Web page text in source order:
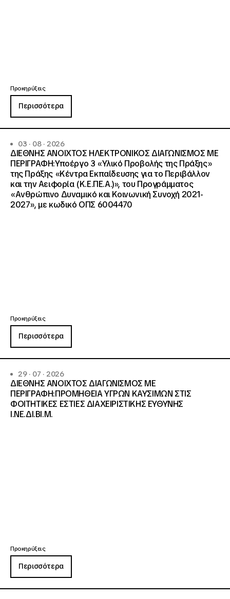
Προκηρύξεις
Περισσότερα
03 · 08 · 2026
ΔΙΕΘΝΗΣ ΑΝΟΙΧΤΟΣ ΗΛΕΚΤΡΟΝΙΚΟΣ ΔΙΑΓΩΝΙΣΜΟΣ ΜΕ
ΠΕΡΙΓΡΑΦΗ:Υποέργο 3 «Υλικό Προβολής της Πράξης»
της Πράξης «Κέντρα Εκπαίδευσης για το Περιβάλλον
και την Αειφορία (Κ.Ε.ΠΕ.Α.)», του Προγράμματος
«Ανθρώπινο Δυναμικό και Κοινωνική Συνοχή 2021-
2027», με κωδικό ΟΠΣ 6004470
Προκηρύξεις
Περισσότερα
29 · 07 · 2026
ΔΙΕΘΝΗΣ ΑΝΟΙΧΤΟΣ ΔΙΑΓΩΝΙΣΜΟΣ ΜΕ
ΠΕΡΙΓΡΑΦΗ:ΠΡΟΜΗΘΕΙΑ ΥΓΡΩΝ ΚΑΥΣΙΜΩΝ ΣΤΙΣ
ΦΟΙΤΗΤΙΚΕΣ ΕΣΤΙΕΣ ΔΙΑΧΕΙΡΙΣΤΙΚΗΣ ΕΥΘΥΝΗΣ
Ι.ΝΕ.ΔΙ.ΒΙ.Μ.
Προκηρύξεις
Περισσότερα